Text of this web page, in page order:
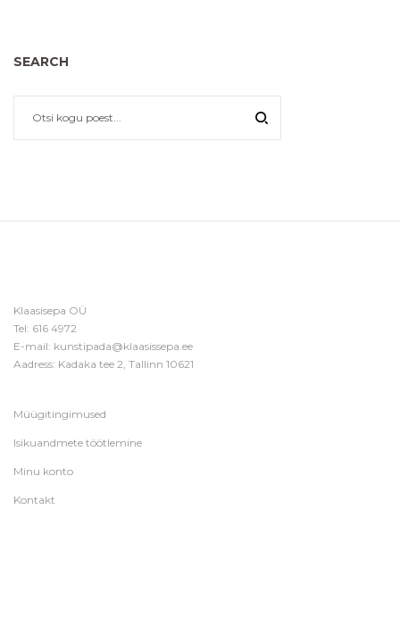
SEARCH
Klaasisepa OÜ
Tel: 616 4972
E-mail: kunstipada@klaasissepa.ee
Aadress: Kadaka tee 2, Tallinn 10621
Müügitingimused
Isikuandmete töötlemine
Minu konto
Kontakt